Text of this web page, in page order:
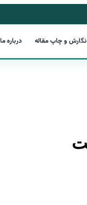
نگارش و چاپ مقاله درباره ما